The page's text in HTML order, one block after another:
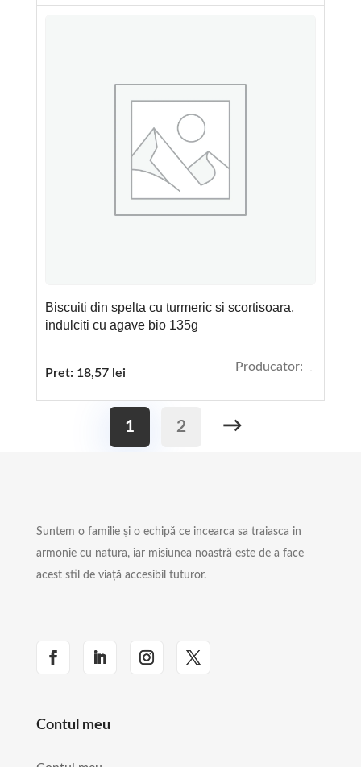
Biscuiti din spelta cu turmeric si scortisoara,
indulciti cu agave bio 135g
Pret: 18,57 lei Producator:
1 2 →
Suntem o familie și o echipă ce incearca sa traiasca in
armonie cu natura, iar misiunea noastră este de a face
acest stil de viață accesibil tuturor.
Contul meu